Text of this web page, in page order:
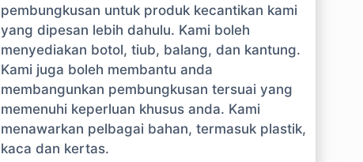
pembungkusan untuk produk kecantikan kami
yang dipesan lebih dahulu. Kami boleh
menyediakan botol, tiub, balang, dan kantung.
Kami juga boleh membantu anda
membangunkan pembungkusan tersuai yang
memenuhi keperluan khusus anda. Kami
menawarkan pelbagai bahan, termasuk plastik,
kaca dan kertas.